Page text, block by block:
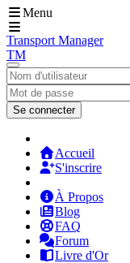
Menu
Transport Manager
TM
Se connecter
Accueil
S'inscrire
À Propos
Blog
FAQ
Forum
Livre d'Or